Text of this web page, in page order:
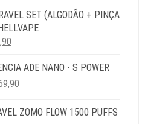
ATUAL
É:
SET (ALGODÃO + PINÇA
ATUAL
É:
ADE NANO - S POWER
R$ 19,90
ZOMO FLOW 1500 PUFFS